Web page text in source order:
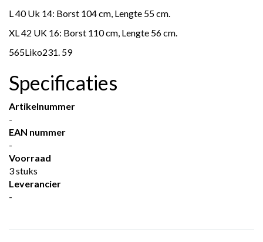
L 40 Uk 14: Borst 104 cm, Lengte 55 cm.
XL 42 UK 16: Borst 110 cm, Lengte 56 cm.
565Liko231. 59
Specificaties
Artikelnummer
-
EAN nummer
-
Voorraad
3 stuks
Leverancier
-